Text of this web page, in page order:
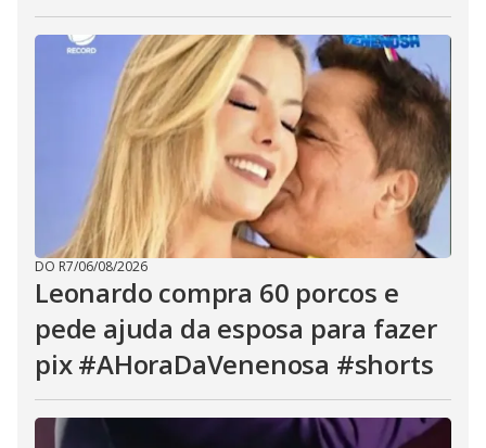
DO R7/06/08/2026
Leonardo compra 60 porcos e
pede ajuda da esposa para fazer
pix #AHoraDaVenenosa #shorts